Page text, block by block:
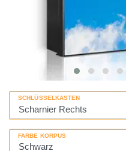
SCHLÜSSELKASTEN
FARBE KORPUS